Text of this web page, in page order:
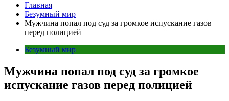
Главная
Безумный мир
Мужчина попал под суд за громкое испускание газов
перед полицией
Безумный мир
Мужчина попал под суд за громкое
испускание газов перед полицией